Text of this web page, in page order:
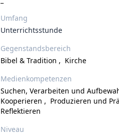
Umfang
Unterrichtsstunde
Gegenstandsbereich
Bibel & Tradition , Kirche
Medienkompetenzen
Suchen, Verarbeiten und
Kooperieren , Produzieren und
Reflektieren
Niveau